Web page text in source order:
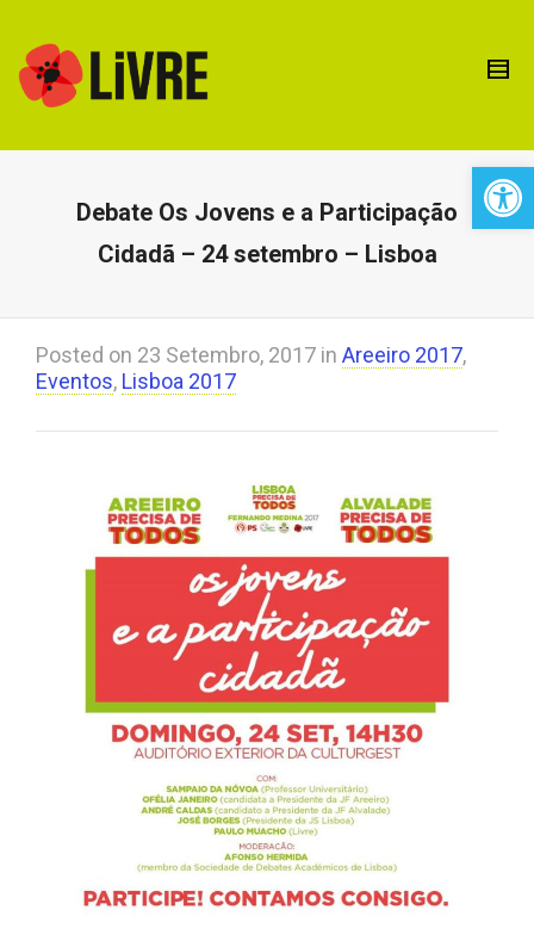
Debate Os Jovens e a Participação
Cidadã – 24 setembro – Lisboa
Posted on 23 Setembro, 2017 in Areeiro 2017,
Eventos, Lisboa 2017